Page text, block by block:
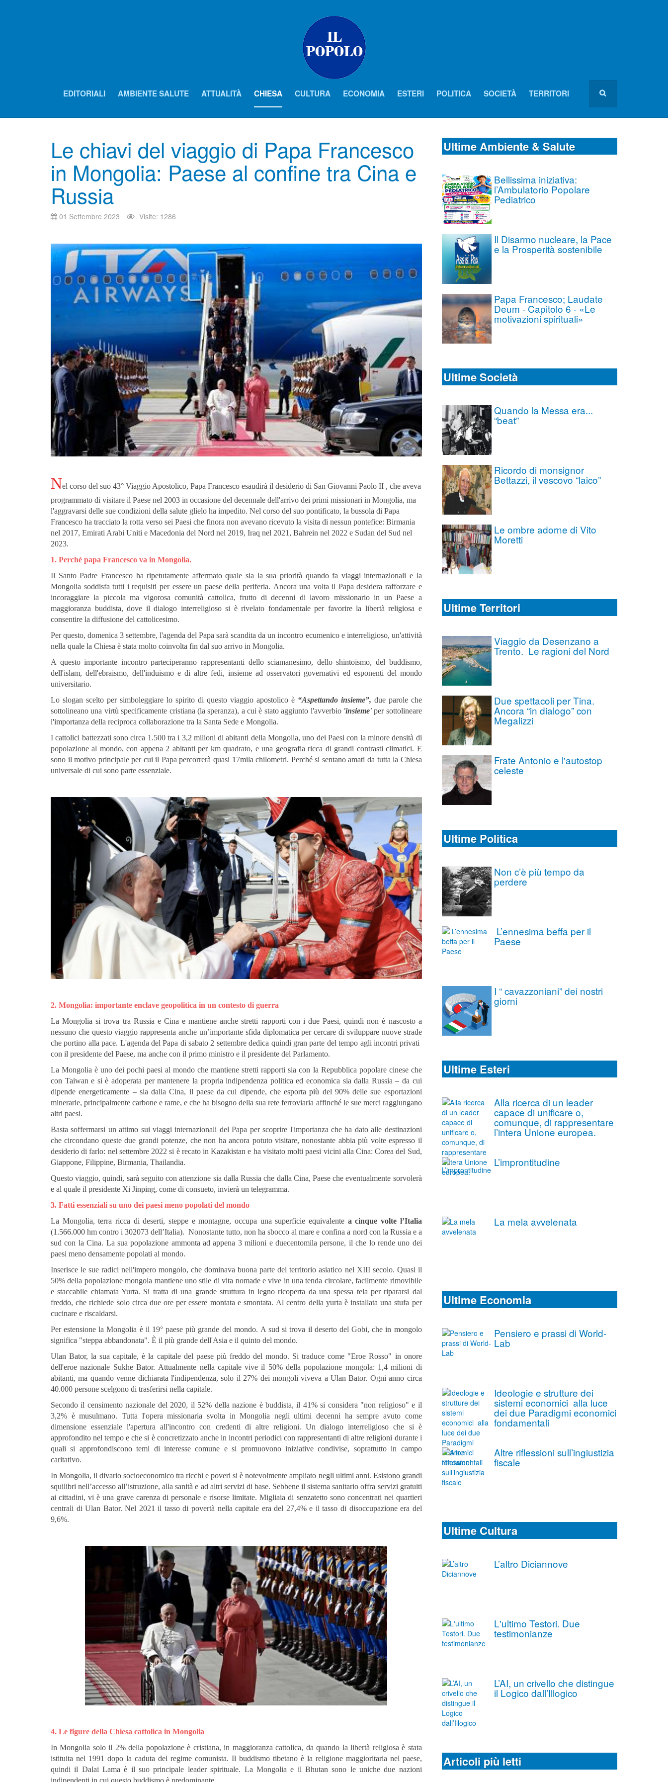
EDITORIALI AMBIENTE SALUTE ATTUALITÀ CHIESA CULTURA ECONOMIA ESTERI POLITICA SOCIETÀ TERRITORI
Le chiavi del viaggio di Papa Francesco
in Mongolia: Paese al confine tra Cina e
Russia
01 Settembre 2023 Visite: 1286
Nel corso del suo 43° Viaggio Apostolico, Papa Francesco esaudirà il desiderio di San Giovanni Paolo II , che aveva
programmato di visitare il Paese nel 2003 in occasione del decennale dell'arrivo dei primi missionari in Mongolia, ma
l'aggravarsi delle sue condizioni della salute glielo ha impedito. Nel corso del suo pontificato, la bussola di Papa
Francesco ha tracciato la rotta verso sei Paesi che finora non avevano ricevuto la visita di nessun pontefice: Birmania
nel 2017, Emirati Arabi Uniti e Macedonia del Nord nel 2019, Iraq nel 2021, Bahrein nel 2022 e Sudan del Sud nel
2023.
1. Perché papa Francesco va in Mongolia.
Il Santo Padre Francesco ha ripetutamente affermato quale sia la sua priorità quando fa viaggi internazionali e la
Mongolia soddisfa tutti i requisiti per essere un paese della periferia. Ancora una volta il Papa desidera rafforzare e
incoraggiare la piccola ma vigorosa comunità cattolica, frutto di decenni di lavoro missionario in un Paese a
maggioranza buddista, dove il dialogo interreligioso si è rivelato fondamentale per favorire la libertà religiosa e
consentire la diffusione del cattolicesimo.
Per questo, domenica 3 settembre, l'agenda del Papa sarà scandita da un incontro ecumenico e interreligioso, un'attività
nella quale la Chiesa è stata molto coinvolta fin dal suo arrivo in Mongolia.
A questo importante incontro parteciperanno rappresentanti dello sciamanesimo, dello shintoismo, del buddismo,
dell'islam, dell'ebraismo, dell'induismo e di altre fedi, insieme ad osservatori governativi ed esponenti del mondo
universitario.
Lo slogan scelto per simboleggiare lo spirito di questo viaggio apostolico è “Aspettando insieme”, due parole che
sottolineano una virtù specificamente cristiana (la speranza), a cui è stato aggiunto l'avverbio 'insieme'per sottolineare
l'importanza della reciproca collaborazione tra la Santa Sede e Mongolia.
I cattolici battezzati sono circa 1.500 tra i 3,2 milioni di abitanti della Mongolia, uno dei Paesi con la minore densità di
popolazione al mondo, con appena 2 abitanti per km quadrato, e una geografia ricca di grandi contrasti climatici. E
sono il motivo principale per cui il Papa percorrerà quasi 17mila chilometri. Perché si sentano amati da tutta la Chiesa
universale di cui sono parte essenziale.
2. Mongolia: importante enclave geopolitica in un contesto di guerra
La Mongolia si trova tra Russia e Cina e mantiene anche stretti rapporti con i due Paesi, quindi non è nascosto a
nessuno che questo viaggio rappresenta anche un’importante sfida diplomatica per cercare di sviluppare nuove strade
che portino alla pace. L'agenda del Papa di sabato 2 settembre dedica quindi gran parte del tempo agli incontri privati ​​
con il presidente del Paese, ma anche con il primo ministro e il presidente del Parlamento.
La Mongolia è uno dei pochi paesi al mondo che mantiene stretti rapporti sia con la Repubblica popolare cinese che
con Taiwan e si è adoperata per mantenere la propria indipendenza politica ed economica sia dalla Russia – da cui
dipende energeticamente – sia dalla Cina, il paese da cui dipende, che esporta più del 90% delle sue esportazioni
minerarie, principalmente carbone e rame, e che ha bisogno della sua rete ferroviaria affinché le sue merci raggiungano
altri paesi.
Basta soffermarsi un attimo sui viaggi internazionali del Papa per scoprire l'importanza che ha dato alle destinazioni
che circondano queste due grandi potenze, che non ha ancora potuto visitare, nonostante abbia più volte espresso il
desiderio di farlo: nel settembre 2022 si è recato in Kazakistan e ha visitato molti paesi vicini alla Cina: Corea del Sud,
Giappone, Filippine, Birmania, Thailandia.
Questo viaggio, quindi, sarà seguito con attenzione sia dalla Russia che dalla Cina, Paese che eventualmente sorvolerà
e al quale il presidente Xi Jinping, come di consueto, invierà un telegramma.
3. Fatti essenziali su uno dei paesi meno popolati del mondo
La Mongolia, terra ricca di deserti, steppe e montagne, occupa una superficie equivalente a cinque volte l’Italia
(1.566.000 hm contro i 302073 dell’Italia). Nonostante tutto, non ha sbocco al mare e confina a nord con la Russia e a
sud con la Cina. La sua popolazione ammonta ad appena 3 milioni e duecentomila persone, il che lo rende uno dei
paesi meno densamente popolati al mondo.
Inserisce le sue radici nell'impero mongolo, che dominava buona parte del territorio asiatico nel XIII secolo. Quasi il
50% della popolazione mongola mantiene uno stile di vita nomade e vive in una tenda circolare, facilmente rimovibile
e staccabile chiamata Yurta. Si tratta di una grande struttura in legno ricoperta da una spessa tela per ripararsi dal
freddo, che richiede solo circa due ore per essere montata e smontata. Al centro della yurta è installata una stufa per
cucinare e riscaldarsi.
Per estensione la Mongolia è il 19° paese più grande del mondo. A sud si trova il deserto del Gobi, che in mongolo
significa "steppa abbandonata". È il più grande dell'Asia e il quinto del mondo.
Ulan Bator, la sua capitale, è la capitale del paese più freddo del mondo. Si traduce come "Eroe Rosso" in onore
dell'eroe nazionale Sukhe Bator. Attualmente nella capitale vive il 50% della popolazione mongola: 1,4 milioni di
abitanti, ma quando venne dichiarata l'indipendenza, solo il 27% dei mongoli viveva a Ulan Bator. Ogni anno circa
40.000 persone scelgono di trasferirsi nella capitale.
Secondo il censimento nazionale del 2020, il 52% della nazione è buddista, il 41% si considera "non religioso" e il
3,2% è musulmano. Tutta l'opera missionaria svolta in Mongolia negli ultimi decenni ha sempre avuto come
dimensione essenziale l'apertura all'incontro con credenti di altre religioni. Un dialogo interreligioso che si è
approfondito nel tempo e che si è concretizzato anche in incontri periodici con rappresentanti di altre religioni durante i
quali si approfondiscono temi di interesse comune e si promuovono iniziative condivise, soprattutto in campo
caritativo.
In Mongolia, il divario socioeconomico tra ricchi e poveri si è notevolmente ampliato negli ultimi anni. Esistono grandi
squilibri nell’accesso all’istruzione, alla sanità e ad altri servizi di base. Sebbene il sistema sanitario offra servizi gratuiti
ai cittadini, vi è una grave carenza di personale e risorse limitate. Migliaia di senzatetto sono concentrati nei quartieri
centrali di Ulan Bator. Nel 2021 il tasso di povertà nella capitale era del 27,4% e il tasso di disoccupazione era del
9,6%.
4. Le figure della Chiesa cattolica in Mongolia
In Mongolia solo il 2% della popolazione è cristiana, in maggioranza cattolica, da quando la libertà religiosa è stata
istituita nel 1991 dopo la caduta del regime comunista. Il buddismo tibetano è la religione maggioritaria nel paese,
quindi il Dalai Lama è il suo principale leader spirituale. La Mongolia e il Bhutan sono le uniche due nazioni
Ultime Ambiente & Salute
Bellissima iniziativa:
l’Ambulatorio Popolare
Pediatrico
Il Disarmo nucleare, la Pace
e la Prosperità sostenibile
Papa Francesco; Laudate
Deum - Capitolo 6 - «Le
motivazioni spirituali»
Ultime Società
Quando la Messa era...
“beat”
Ricordo di monsignor
Bettazzi, il vescovo “laico”
Le ombre adorne di Vito
Moretti
Ultime Territori
Viaggio da Desenzano a
Trento. Le ragioni del Nord
Due spettacoli per Tina.
Ancora “in dialogo” con
Megalizzi
Frate Antonio e l'autostop
celeste
Ultime Politica
Non c’è più tempo da
perdere
L’ennesima beffa per il
Paese
I “ cavazzoniani” dei nostri
giorni
Ultime Esteri
Alla ricerca di un leader
capace di unificare o,
comunque, di rappresentare
l’intera Unione europea.
L’improntitudine
La mela avvelenata
Ultime Economia
Pensiero e prassi di World-
Lab
Ideologie e strutture dei
sistemi economici alla luce
dei due Paradigmi economici
fondamentali
Altre riflessioni sull’ingiustizia
fiscale
Ultime Cultura
L’altro Diciannove
L'ultimo Testori. Due
testimonianze
L’AI, un crivello che distingue
il Logico dall’Illogico
Articoli più letti